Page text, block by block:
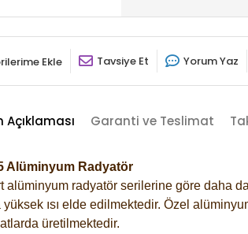
Ekle Tavsiye Et Yorum Yaz
Açıklaması Garanti ve Teslimat
Alüminyum Radyatör
radyatör serilerine göre daha
ısı elde edilmektedir. Özel
üretilmektedir.